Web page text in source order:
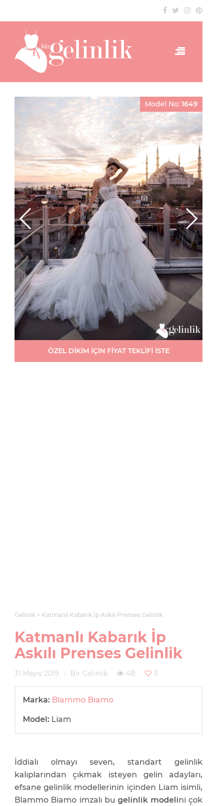
Model No: 1649
ÖZEL DİKİM İÇİN FİYAT TEKLİFİ İSTE
Gelinlik Katmanlı Kabarık İp Askılı Prenses Gelinlik
Katmanlı Kabarık İp
Askılı Prenses Gelinlik
31 Mayıs 2019 Bir Gelinlik 4B 3
Marka: Blammo Biamo
Model: Liam
İddialı olmayı seven, standart gelinlik
kalıplarından çıkmak isteyen gelin adayları,
efsane gelinlik modellerinin içinden Liam isimli,
Blammo Biamo imzalı bugelinlik modelini çok